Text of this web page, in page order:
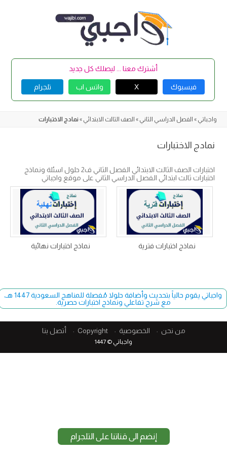
أشترك معنا ... ليصلك كل جديد
فيسبوك X واتس اب تلجرام
إنضم الى قناتنا على التلجرام
واجباتي » الفصل الدراسي الثاني » الصف الثالث الابتدائي » نمادج الاختبارات
نمادج الاختبارات
اختبارات الصف الثالث الابتدائي الفصل الثاني ف2 حلول اسئلة ونماذج
اختبارات ثالث ابتدائي الفصل الدراسي الثاني على موقع واجباتي
نماذج اختبارات فترية نماذج اختبارات نهائية
واجباتي يقوم حالياً بتحديث وأضافة حلولا مُفصلة للمناهج السعودية 1447 هـ،
مع شرح تفاعلي ونماذج اختبارات حصرية.
من نحن الخصوصية Copyright​ أتصل بنا
واجباتي © 1447